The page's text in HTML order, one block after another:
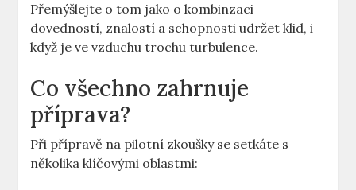
Přemýšlejte ‌o ​tom⁢ jako o⁢ kombinzaci
dovedností, znalostí a schopnosti udržet ‌klid, i
když je ‍ve vzduchu trochu turbulence.
Co všechno zahrnuje⁣
příprava?
Při přípravě na pilotní zkoušky se setkáte s
několika ⁣klíčovými oblastmi: